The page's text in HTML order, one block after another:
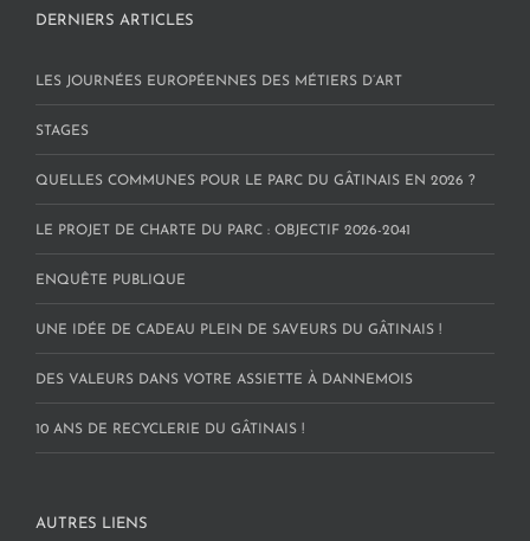
DERNIERS ARTICLES
LES JOURNÉES EUROPÉENNES DES MÉTIERS D’ART
STAGES
QUELLES COMMUNES POUR LE PARC DU GÂTINAIS EN 2026 ?
LE PROJET DE CHARTE DU PARC : OBJECTIF 2026-2041
ENQUÊTE PUBLIQUE
UNE IDÉE DE CADEAU PLEIN DE SAVEURS DU GÂTINAIS !
DES VALEURS DANS VOTRE ASSIETTE À DANNEMOIS
10 ANS DE RECYCLERIE DU GÂTINAIS !
AUTRES LIENS